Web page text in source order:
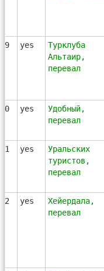
89 yes
Турклуба
Альтаир,
перевал
90 yes
Удобный,
перевал
91 yes
Уральских
туристов,
перевал
92 yes
Хейердала,
перевал